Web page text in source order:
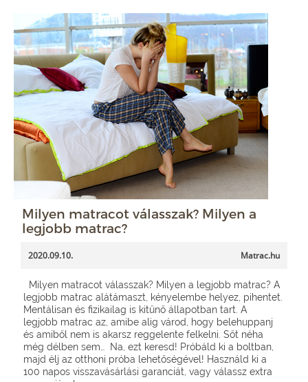
Milyen matracot válasszak? Milyen a
legjobb matrac?
2020.09.10. Matrac.hu
Milyen matracot válasszak? Milyen a legjobb matrac? A
legjobb matrac alátámaszt, kényelembe helyez, pihentet.
Mentálisan és fizikailag is kitűnő állapotban tart. A
legjobb matrac az, amibe alig várod, hogy belehuppanj
és amiből nem is akarsz reggelente felkelni. Sőt néha
még délben sem… Na, ezt keresd! Próbáld ki a boltban,
majd élj az otthoni próba lehetőségével! Használd ki a
100 napos visszavásárlási garanciát, vagy válassz extra